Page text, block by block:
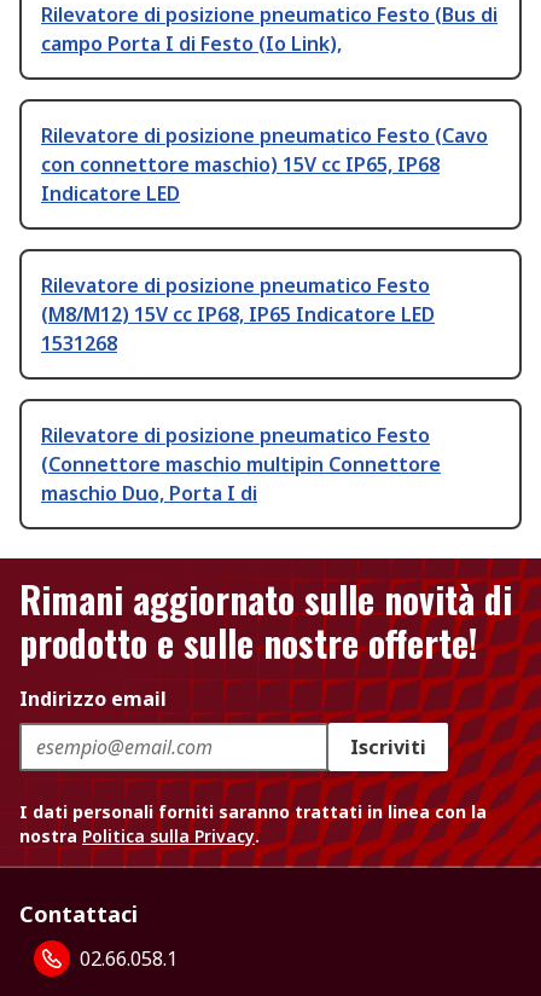
Rilevatore di posizione pneumatico Festo (Bus di
campo Porta I di Festo (Io Link),
Rilevatore di posizione pneumatico Festo (Cavo
con connettore maschio) 15V cc IP65, IP68
Indicatore LED
Rilevatore di posizione pneumatico Festo
(M8/M12) 15V cc IP68, IP65 Indicatore LED
1531268
Rilevatore di posizione pneumatico Festo
(Connettore maschio multipin Connettore
maschio Duo, Porta I di
Rimani aggiornato sulle novità di
prodotto e sulle nostre offerte!
Indirizzo email
Iscriviti
I dati personali forniti saranno trattati in linea con la
nostra Politica sulla Privacy.
Contattaci
02.66.058.1